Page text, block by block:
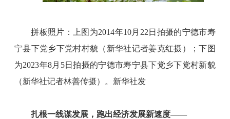
拼板照片：上图为2014年10月22日拍摄的宁德市寿
宁县下党乡下党村村貌（新华社记者姜克红摄）；下图
为2023年8月5日拍摄的宁德市寿宁县下党乡下党村新貌
（新华社记者林善传摄）。新华社发
扎根一线谋发展，跑出经济发展新速度——